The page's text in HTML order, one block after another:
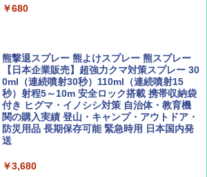
￥1,540
サライ 2026年 9月号 [雑誌]
ァキア 2026～2027 地球の歩き方A ヨーロッ
パ
￥2,277
04 地球の歩き方 島旅 利尻 礼文 天売島 焼尻
島 5訂版
￥1,833
人用 折りたたみ 防災グッズ 災害用トイレ ビ
￥4,836
[キャンパーズコレクション 山善] 傘みたいに
広げるだけ パッとサッとテント ブラックコ
ーティング フルクローズ メッシュ 3-4人用
簡単設置 ポップアップテント エクルベージ
ュ(BC仕様) PATC-150B(EB)
￥9,990
￥680
熊撃退スプレー 熊よけスプレー 熊スプレー
【日本企業販売】超強力クマ対策スプレー 30
0ml（連続噴射30秒）110ml（連続噴射15
秒）射程5～10m 安全ロック搭載 携帯収納袋
付き ヒグマ・イノシシ対策 自治体・教育機
関の購入実績 登山・キャンプ・アウトドア・
防災用品 長期保存可能 緊急時用 日本国内発
送
￥3,680